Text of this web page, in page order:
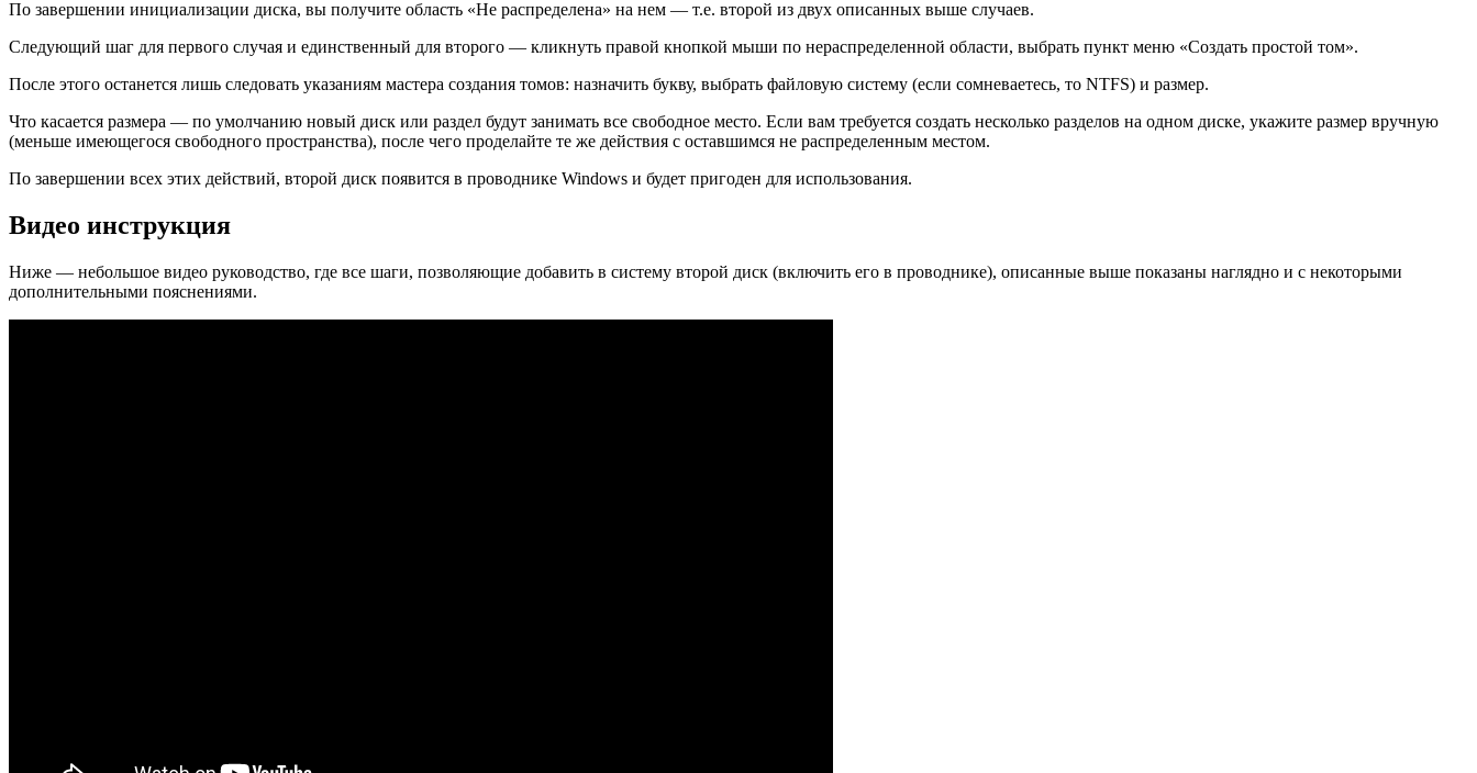
По завершении инициализации диска, вы получите область «Не распределена» на нем — т.е. второй из двух описанных выше случаев.
Следующий шаг для первого случая и единственный для второго — кликнуть правой кнопкой мыши по нераспределенной области, выбрать пункт меню «Создать простой том».
После этого останется лишь следовать указаниям мастера создания томов: назначить букву, выбрать файловую систему (если сомневаетесь, то NTFS) и размер.
Что касается размера — по умолчанию новый диск или раздел будут занимать все свободное место. Если вам требуется создать несколько разделов на одном диске, укажите размер вручную
(меньше имеющегося свободного пространства), после чего проделайте те же действия с оставшимся не распределенным местом.
По завершении всех этих действий, второй диск появится в проводнике Windows и будет пригоден для использования.
Видео инструкция
Ниже — небольшое видео руководство, где все шаги, позволяющие добавить в систему второй диск (включить его в проводнике), описанные выше показаны наглядно и с некоторыми
дополнительными пояснениями.